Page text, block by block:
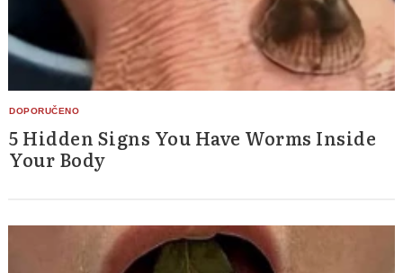
5 Hidden Signs You Have Worms Inside
Your Body